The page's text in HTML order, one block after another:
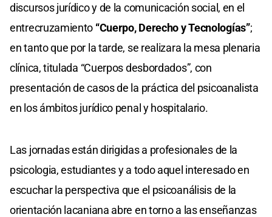
discursos jurídico y de la comunicación social, en el
entrecruzamiento “Cuerpo, Derecho y Tecnologías”;
en tanto que por la tarde, se realizara la mesa plenaria
clínica, titulada “Cuerpos desbordados”, con
presentación de casos de la práctica del psicoanalista
en los ámbitos jurídico penal y hospitalario.
Las jornadas están dirigidas a profesionales de la
psicologia, estudiantes y a todo aquel interesado en
escuchar la perspectiva que el psicoanálisis de la
orientación lacaniana abre en torno a las enseñanzas